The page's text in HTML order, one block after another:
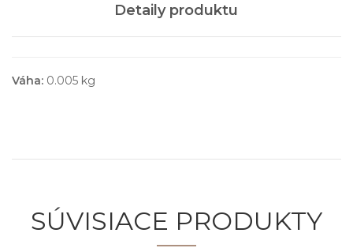
Detaily produktu
Váha: 0.005 kg
SÚVISIACE PRODUKTY